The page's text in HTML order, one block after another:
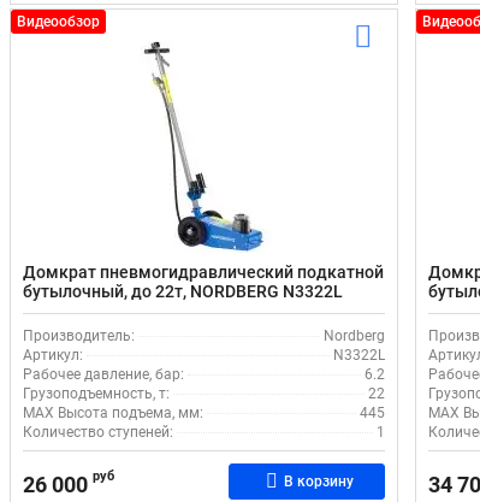
Видеообзор
Домкрат пневмогидравлический подкатной
бутылочный, до 22т, NORDBERG N3322L
Производитель:
Nordberg
Артикул:
N3322L
Рабочее давление, бар:
6.2
Грузоподъемность, т:
22
MAX Высота подъема, мм:
445
Количество ступеней:
1
26 000 руб В корзину
MAX
34